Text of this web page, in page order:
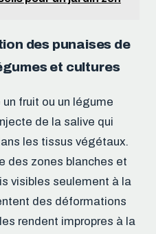
des punaises de
et cultures
fruit ou un légume
de la salive qui
les tissus végétaux.
des zones blanches et
visibles seulement à la
des déformations
rendent impropres à la